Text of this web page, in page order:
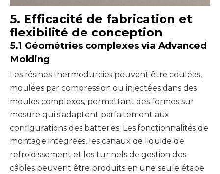
5. Efficacité de fabrication et
flexibilité de conception
5.1 Géométries complexes via Advanced
Molding
Les résines thermodurcies peuvent être coulées,
moulées par compression ou injectées dans des
moules complexes, permettant des formes sur
mesure qui s'adaptent parfaitement aux
configurations des batteries. Les fonctionnalités de
montage intégrées, les canaux de liquide de
refroidissement et les tunnels de gestion des
câbles peuvent être produits en une seule étape